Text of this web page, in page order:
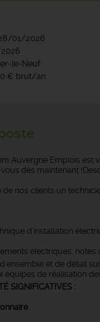
01/2026
le-Neuf
€ brut/an
Auvergne Emplois
dès maintenant
nos clients un
d'installation
électriques,
et de détail
équipes de réalisation
SIGNIFICATIVES :